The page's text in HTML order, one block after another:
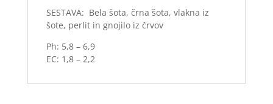
SESTAVA: Bela šota, črna šota, vlakna iz
šote, perlit in gnojilo iz črvov
Ph: 5,8 – 6,9
EC: 1,8 – 2,2